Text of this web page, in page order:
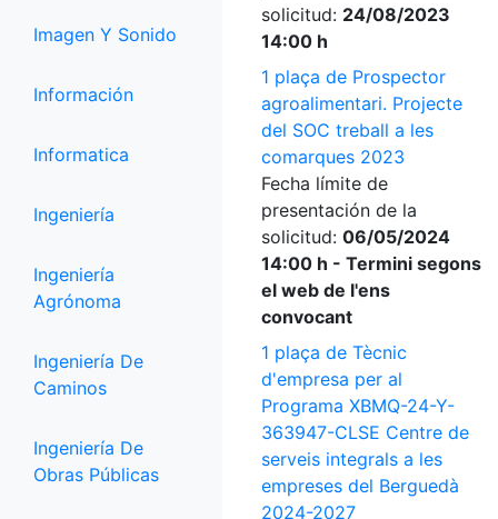
Imagen Y Sonido
Información
Informatica
Ingeniería
Ingeniería
Agrónoma
Ingeniería De
Caminos
Ingeniería De
Obras Públicas
solicitud: 24/08/2023
14:00 h
1 plaça de Prospector
agroalimentari. Projecte
del SOC treball a les
comarques 2023
Fecha límite de
presentación de la
solicitud: 06/05/2024
14:00 h - Termini segons
el web de l'ens
convocant
1 plaça de Tècnic
d'empresa per al
Programa XBMQ-24-Y-
363947-CLSE Centre de
serveis integrals a les
empreses del Berguedà
2024-2027